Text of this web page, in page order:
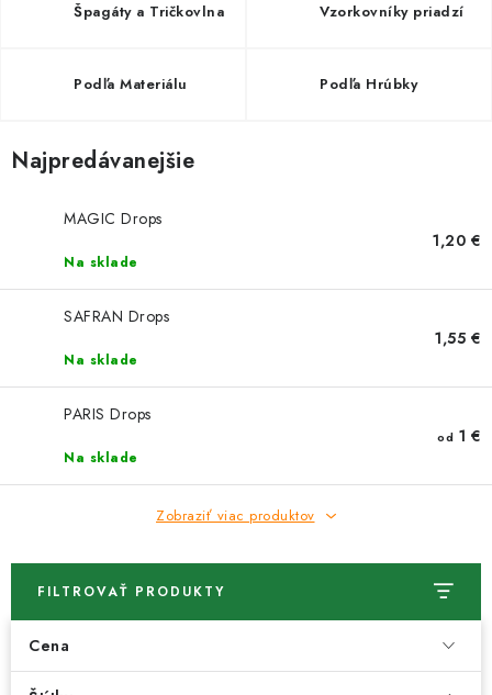
Špagáty a Tričkovlna Vzorkovníky priadzí
Podľa Materiálu Podľa Hrúbky
Najpredávanejšie
MAGIC Drops
Na sklade
1,20 €
SAFRAN Drops
Na sklade
1,55 €
PARIS Drops
Na sklade
od 1 €
Zobraziť viac produktov
FILTROVAŤ PRODUKTY
Cena